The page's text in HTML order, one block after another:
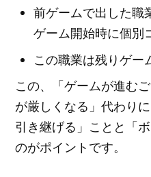
前ゲームで出した職
ゲーム開始時に個別
この職業は残りゲー
この、「ゲームが進む
が厳しくなる」代わり
引き継げる」ことと「
のがポイントです。